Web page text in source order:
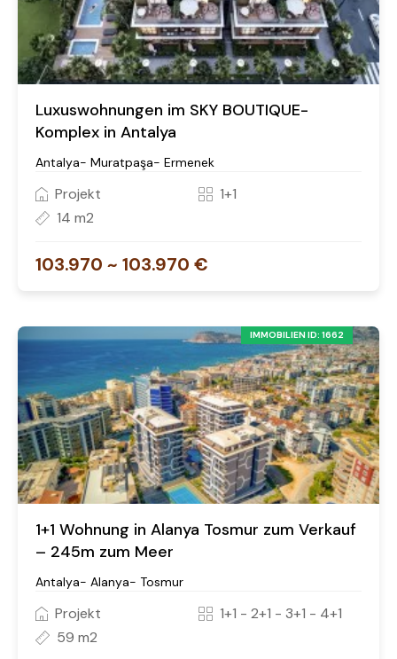
Luxuswohnungen im SKY BOUTIQUE-
Komplex in Antalya
Antalya- Muratpaşa- Ermenek
Projekt
1+1
14 m2
103.970 ~ 103.970 €
IMMOBILIEN ID: 1662
1+1 Wohnung in Alanya Tosmur zum Verkauf
– 245m zum Meer
Antalya- Alanya- Tosmur
Projekt
1+1 - 2+1 - 3+1 - 4+1
59 m2